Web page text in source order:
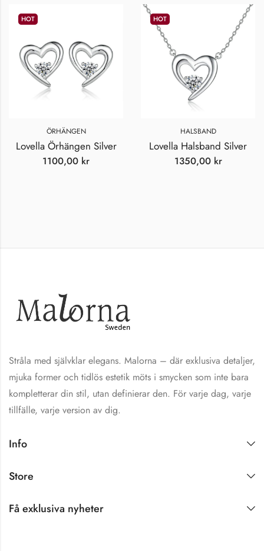
HOT
ÖRHÄNGEN
Lovella Örhängen Silver
1100,00 kr
HOT
HALSBAND
Lovella Halsband Silver
1350,00 kr
Stråla med självklar elegans. Malorna – där exklusiva detaljer,
mjuka former och tidlös estetik möts i smycken som inte bara
kompletterar din stil, utan definierar den. För varje dag, varje
tillfälle, varje version av dig.
Info
Store
Få exklusiva nyheter